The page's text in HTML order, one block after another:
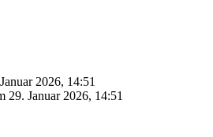
2026, 14:51
29. Januar 2026, 14:51